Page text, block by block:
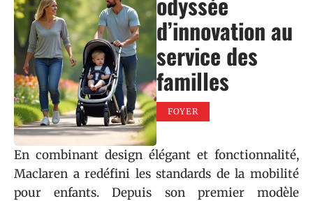
d’innovation au
service des
familles
FOYER
En combinant design élégant et fonctionnalité,
Maclaren a redéfini les standards de la mobilité
pour enfants. Depuis son premier modèle